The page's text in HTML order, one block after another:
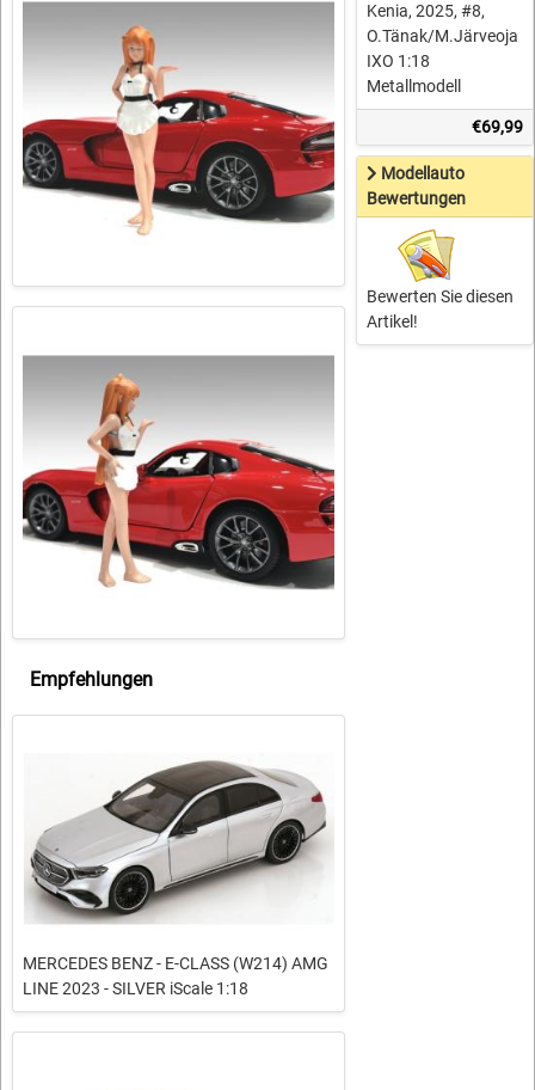
Empfehlungen
MERCEDES BENZ - E-CLASS (W214) AMG
LINE 2023 - SILVER iScale 1:18
Kenia, 2025, #8,
O.Tänak/M.Järveoja
IXO 1:18
Metallmodell
€69,99
Modellauto
Bewertungen
Bewerten Sie diesen
Artikel!